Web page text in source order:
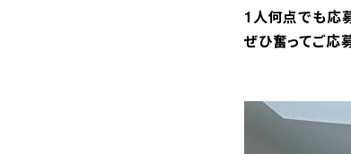
1人何点でも応
ぜひ奮ってご応